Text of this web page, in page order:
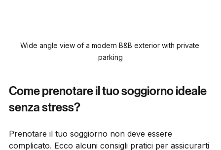
Wide angle view of a modern B&B exterior with private
Come prenotare il tuo soggiorno ideale
Prenotare il tuo soggiorno non deve essere